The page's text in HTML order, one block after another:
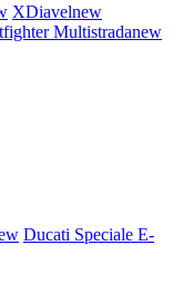
XDiavelnew
Multistradanew
Ducati Speciale E-